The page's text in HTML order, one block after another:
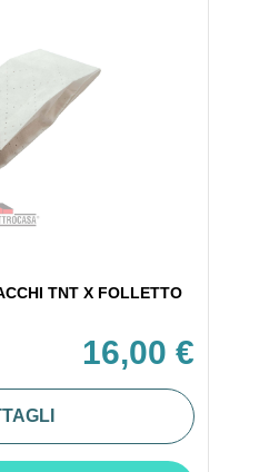
TNT X FOLLETTO
16,00 €